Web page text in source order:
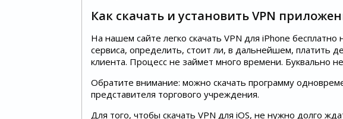
Как скачать и установить VPN
На нашем сайте легко скачать VPN для iPhone
сервиса, определить, стоит ли, в дальнейшем, платить
клиента. Процесс не займет много времени. Буквально
Обратите внимание: можно скачать программу
представителя торгового учреждения.
Для того, чтобы скачать VPN для iOS, не нужно долго